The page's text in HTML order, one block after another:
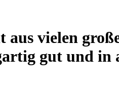
vielen
gut und in